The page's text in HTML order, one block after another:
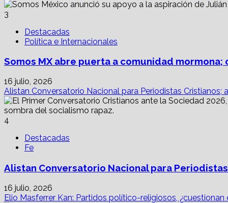
3
Destacadas
Política e Internacionales
Somos MX abre puerta a comunidad
16 julio, 2026
Alistan Conversatorio Nacional para Periodistas Cristianos;
4
Destacadas
Fe
Alistan Conversatorio Nacional para
16 julio, 2026
Elio Masferrer Kan: Partidos político-religiosos,